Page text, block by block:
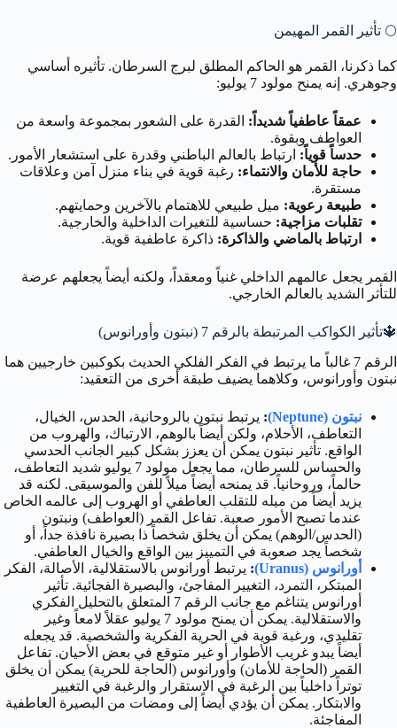
🌕 تأثير القمر المهيمن
كما ذكرنا، القمر هو الحاكم المطلق لبرج السرطان. تأثيره أساسي
وجوهري. إنه يمنح مولود 7 يوليو:
عمقاً عاطفياً شديداً: القدرة على الشعور بمجموعة واسعة من
العواطف وبقوة.
حدساً قوياً: ارتباط بالعالم الباطني وقدرة على استشعار الأمور.
حاجة للأمان والانتماء: رغبة قوية في بناء منزل آمن وعلاقات
مستقرة.
طبيعة رعوية: ميل طبيعي للاهتمام بالآخرين وحمايتهم.
تقلبات مزاجية: حساسية للتغيرات الداخلية والخارجية.
ارتباط بالماضي والذاكرة: ذاكرة عاطفية قوية.
القمر يجعل عالمهم الداخلي غنياً ومعقداً، ولكنه أيضاً يجعلهم عرضة
للتأثر الشديد بالعالم الخارجي.
🔱تأثير الكواكب المرتبطة بالرقم 7 (نبتون وأورانوس)
الرقم 7 غالباً ما يرتبط في الفكر الفلكي الحديث بكوكبين خارجيين هما
نبتون وأورانوس، وكلاهما يضيف طبقة أخرى من التعقيد:
نبتون (Neptune) : يرتبط نبتون بالروحانية، الحدس، الخيال،
التعاطف، الأحلام، ولكن أيضاً بالوهم، الارتباك، والهروب من
الواقع. تأثير نبتون يمكن أن يعزز بشكل كبير الجانب الحدسي
والحساس للسرطان، مما يجعل مولود 7 يوليو شديد التعاطف،
حالماً، وروحانياً. قد يمنحه أيضاً ميلاً للفن والموسيقى. لكنه قد
يزيد أيضاً من ميله للتقلب العاطفي أو الهروب إلى عالمه الخاص
عندما تصبح الأمور صعبة. تفاعل القمر (العواطف) ونبتون
(الحدس/الوهم) يمكن أن يخلق شخصاً ذا بصيرة نافذة جداً، أو
شخصاً يجد صعوبة في التمييز بين الواقع والخيال العاطفي.
أورانوس (Uranus)
: يرتبط أورانوس بالاستقلالية، الأصالة، الفكر
المبتكر، التمرد، التغيير المفاجئ، والبصيرة الفجائية. تأثير
أورانوس يتناغم مع جانب الرقم 7 المتعلق بالتحليل الفكري
والاستقلالية. يمكن أن يمنح مولود 7 يوليو عقلاً لامعاً وغير
تقليدي، ورغبة قوية في الحرية الفكرية والشخصية. قد يجعله
أيضاً يبدو غريب الأطوار أو غير متوقع في بعض الأحيان. تفاعل
القمر (الحاجة للأمان) وأورانوس (الحاجة للحرية) يمكن أن يخلق
توتراً داخلياً بين الرغبة في الاستقرار والرغبة في التغيير
والابتكار. يمكن أن يؤدي أيضاً إلى ومضات من البصيرة العاطفية
المفاجئة.